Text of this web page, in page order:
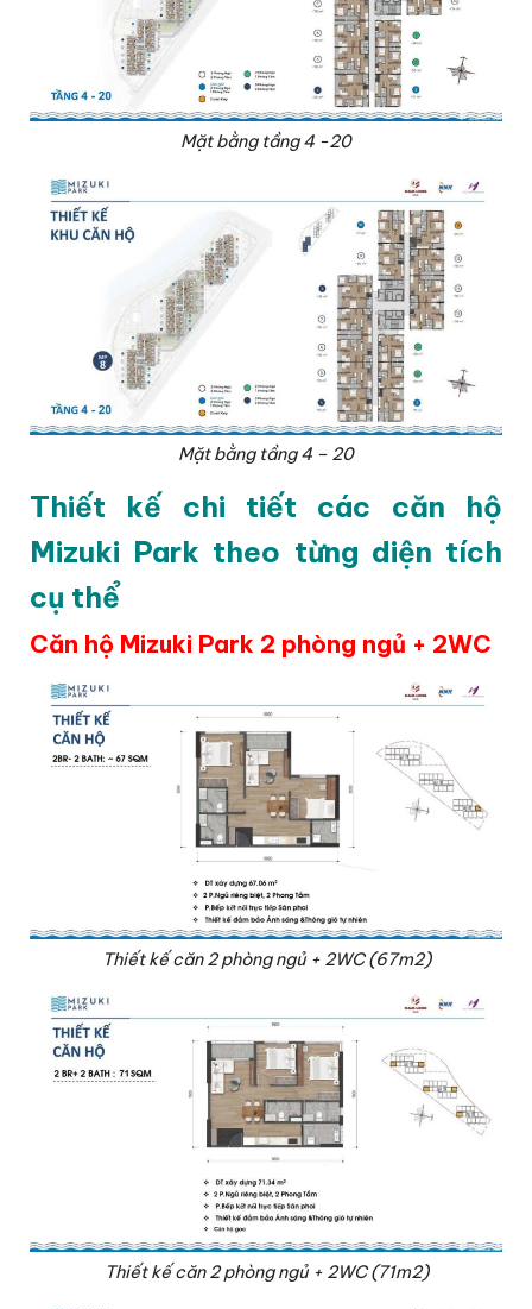
Mặt bằng tầng 4 -20
Mặt bằng tầng 4 – 20
Thiết kế chi tiết các căn hộ
Mizuki Park theo từng diện tích
cụ thể
Căn hộ Mizuki Park 2 phòng ngủ + 2WC
Thiết kế căn 2 phòng ngủ + 2WC (67m2)
Thiết kế căn 2 phòng ngủ + 2WC (71m2)